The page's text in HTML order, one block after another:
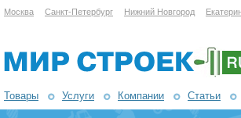
Москва Санкт-Петербург Нижний Новгород
Товары Услуги Компании Статьи